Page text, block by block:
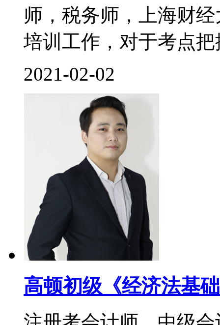
师，税务师，上海财
培训工作，对于考点
2021-02-02
高顿初级《经济法基